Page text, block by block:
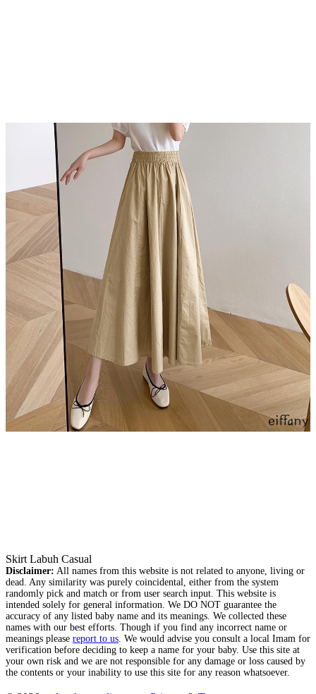
Skirt Labuh Casual
Disclaimer: All names from this website is not related to anyone, living or
dead. Any similarity was purely coincidental, either from the system
randomly pick and match or from user search input. This website is
intended solely for general information. We DO NOT guarantee the
accuracy of any listed baby name and its meanings. We collected these
names with our best efforts. Though if you find any incorrect name or
meanings please report to us. We would advise you consult a local Imam for
verification before deciding to keep a name for your baby. Use this site at
your own risk and we are not responsible for any damage or loss caused by
the contents or your inability to use this site for any reason whatsoever.